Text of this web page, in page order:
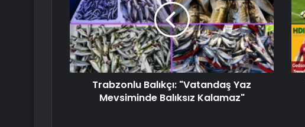
Trabzonlu Balıkçı: "Vatandaş Yaz
Mevsiminde Balıksız Kalamaz"